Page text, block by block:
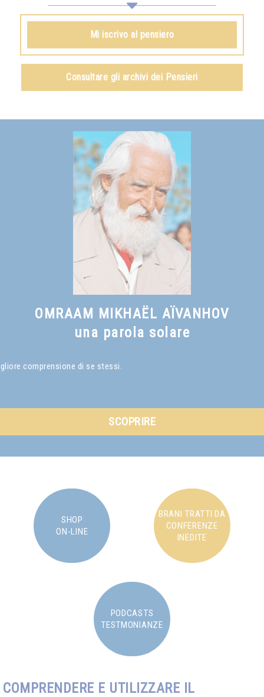
questi piccoli inconvenienti come se fossero delle catastrofi, ebbene,
ciò finisce per rendervi stupidi. Mettete dunque a confronto quei
dettagli con tutte le ricchezze che la vita vi dà. Quando vi accorgerete
che, per delle piccole contrarietà, siete pronti a dimenticare quante cose
e di tutti quelli che vi stanno intorno, proverete vergogna…*
Omraam Mikhaël Aïvanhov
Vedi ancheIl sorriso del saggio, capitolo I
Mi iscrivo al pensiero
Consultare gli archivi dei Pensieri
OMRAAM MIKHAËL AÏVANHOV
una parola solare
comprensione di se stessi.
SCOPRIRE
SHOP
ON-LINE
BRANI TRATTI DA
CONFERENZE
INEDITE
PODCASTS
TESTMONIANZE
COMPRENDERE E UTILIZZARE IL